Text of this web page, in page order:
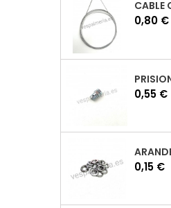
Precio
0,80 €
Precio
0,55 €
Precio
0,15 €